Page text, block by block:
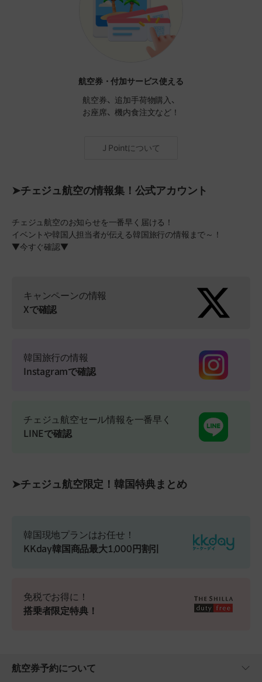
航空券・付加サービス使える
航空券、追加手荷物購入、
お座席、機内食注文など！
J Pointについて
➤チェジュ航空の情報集！公式アカウント
チェジュ航空のお知らせを一番早く届ける！
イベントや韓国人担当者が伝える韓国旅行の情報まで～！
▼今すぐ確認▼
キャンペーンの情報
Xで確認
韓国旅行の情報
Instagramで確認
チェジュ航空セール情報を一番早く
LINEで確認
➤チェジュ航空限定！韓国特典まとめ
韓国現地プランはお任せ！
KKday韓国商品最大1,000円割引
免税でお得に！
搭乗者限定特典！
航空券予約について